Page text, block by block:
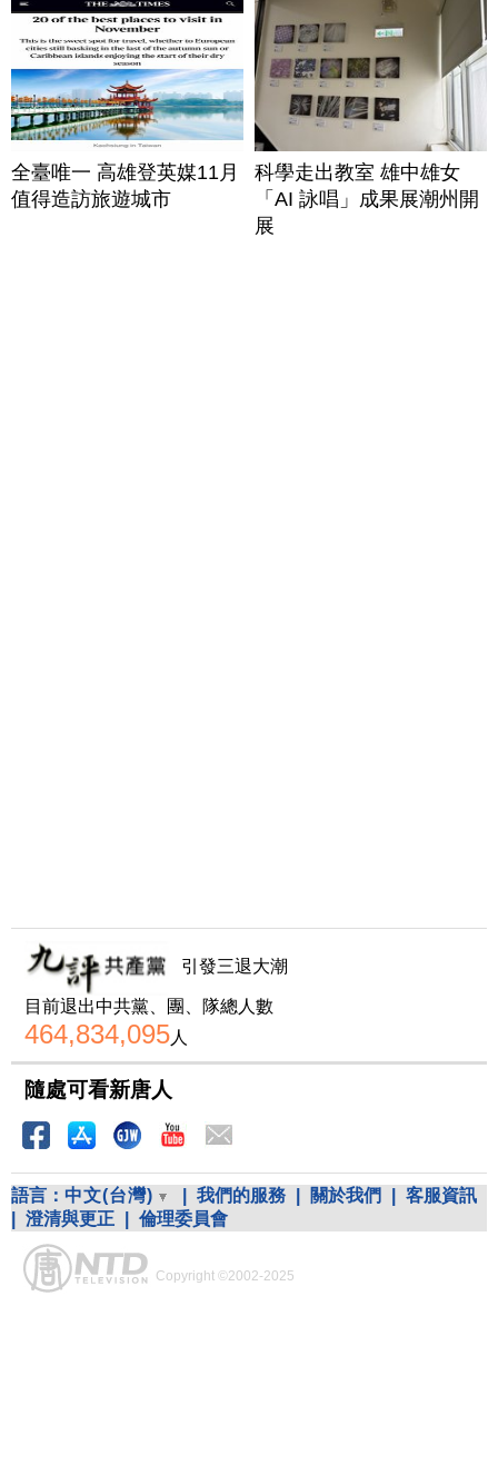
全臺唯一 高雄登英媒11月
值得造訪旅遊城市
科學走出教室 雄中雄女
「AI 詠唱」成果展潮州開
展
引發三退大潮
目前退出中共黨、團、隊總人數
464,834,095人
隨處可看新唐人
語言： 中文(台灣) 我們的服務 關於我們
客服資訊
澄清與更正 倫理委員會
Copyright ©2002-2025